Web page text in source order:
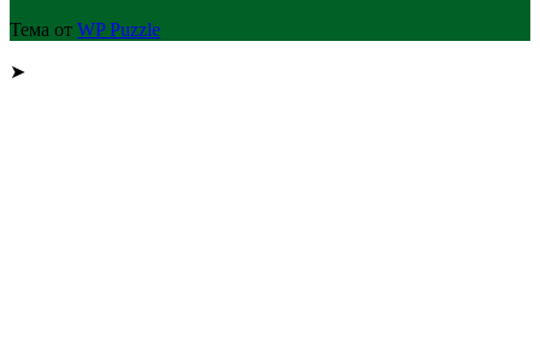
Тема от WP Puzzle
➤